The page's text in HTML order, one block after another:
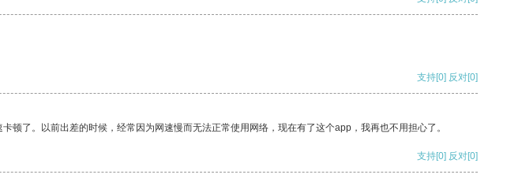
支持[0] 反对[0]
了。以前出差的时候，经常因为网速慢而无法正常使用网络，现在有了这个app，我再也不用担心了。
支持[0] 反对[0]